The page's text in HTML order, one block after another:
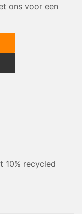
ons voor een
10% recycled